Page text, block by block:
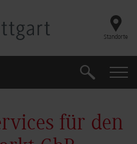
Standorte
Suche
für den